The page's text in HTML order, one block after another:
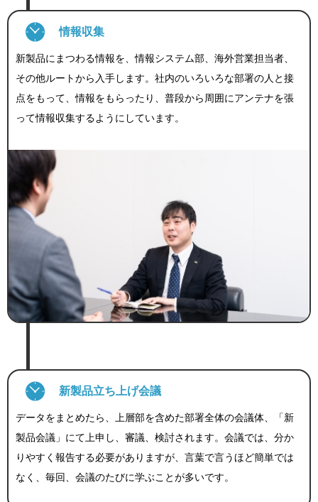
情報収集
新製品にまつわる情報を、情報システム部、海外営業担当者、
その他ルートから入手します。社内のいろいろな部署の人と接
点をもって、情報をもらったり、普段から周囲にアンテナを張
って情報収集するようにしています。
新製品立ち上げ会議
データをまとめたら、上層部を含めた部署全体の会議体、「新
製品会議」にて上申し、審議、検討されます。会議では、分か
りやすく報告する必要がありますが、言葉で言うほど簡単では
なく、毎回、会議のたびに学ぶことが多いです。